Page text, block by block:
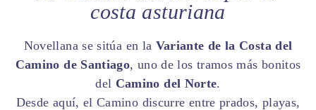
costa asturiana
Novellana se sitúa en la Variante de la Costa del
Camino de Santiago, uno de los tramos más bonitos
del Camino del Norte.
Desde aquí, el Camino discurre entre prados, playas,